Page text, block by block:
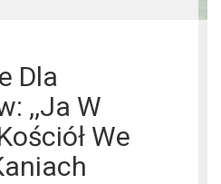
Dla
,,Ja W
We